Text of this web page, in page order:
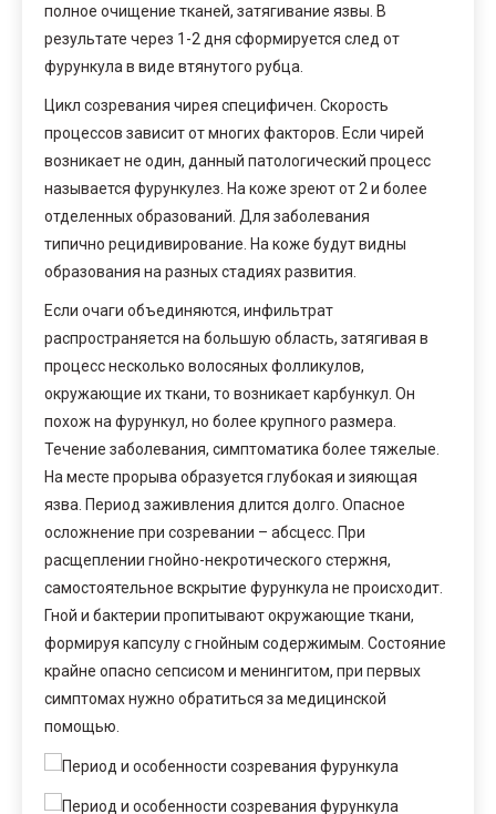
полное очищение тканей, затягивание язвы. В
результате через 1-2 дня сформируется след от
фурункула в виде втянутого рубца.
Цикл созревания чирея специфичен. Скорость
процессов зависит от многих факторов. Если чирей
возникает не один, данный патологический процесс
называется фурункулез. На коже зреют от 2 и более
отделенных образований. Для заболевания
типично рецидивирование. На коже будут видны
образования на разных стадиях развития.
Если очаги объединяются, инфильтрат
распространяется на большую область, затягивая в
процесс несколько волосяных фолликулов,
окружающие их ткани, то возникает карбункул. Он
похож на фурункул, но более крупного размера.
Течение заболевания, симптоматика более тяжелые.
На месте прорыва образуется глубокая и зияющая
язва. Период заживления длится долго. Опасное
осложнение при созревании – абсцесс. При
расщеплении гнойно-некротического стержня,
самостоятельное вскрытие фурункула не происходит.
Гной и бактерии пропитывают окружающие ткани,
формируя капсулу с гнойным содержимым. Состояние
крайне опасно сепсисом и менингитом, при первых
симптомах нужно обратиться за медицинской
помощью.